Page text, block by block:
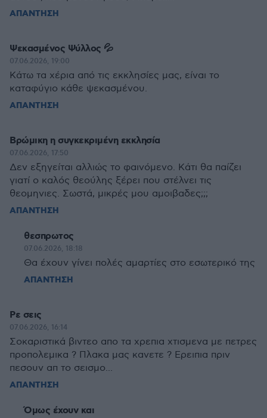
ΑΠΑΝΤΗΣΗ
Ψεκασμένος Ψύλλος 💦
07.06.2026, 19:00
Κάτω τα χέρια από τις εκκλησίες μας, είναι το
καταφύγιο κάθε ψεκασμένου.
ΑΠΑΝΤΗΣΗ
Βρώμικη η συγκεκριμένη εκκλησία
07.06.2026, 17:50
Δεν εξηγείται αλλιώς το φαινόμενο. Κάτι θα παίζει
γιατί ο καλός θεούλης ξέρει που στέλνει τις
θεομηνιες. Σωστά, μικρές μου αμοιβαδες;;;
ΑΠΑΝΤΗΣΗ
θεσπρωτος
07.06.2026, 18:18
Θα έχουν γίνει πολές αμαρτίες στο εσωτερικό της
ΑΠΑΝΤΗΣΗ
Ρε σεις
07.06.2026, 16:14
Σοκαριστικά βιντεο απο τα χρεπια χτισμενα με πετρες
προπολεμικα ? Πλακα μας κανετε ? Ερειπια πριν
πεσουν απ το σεισμο...
ΑΠΑΝΤΗΣΗ
Όμως έχουν και